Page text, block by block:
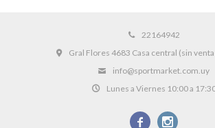
22164942
Gral Flores 4683 Casa central (sin
info@sportmarket.com.uy
Lunes a Viernes 10:00 a
 